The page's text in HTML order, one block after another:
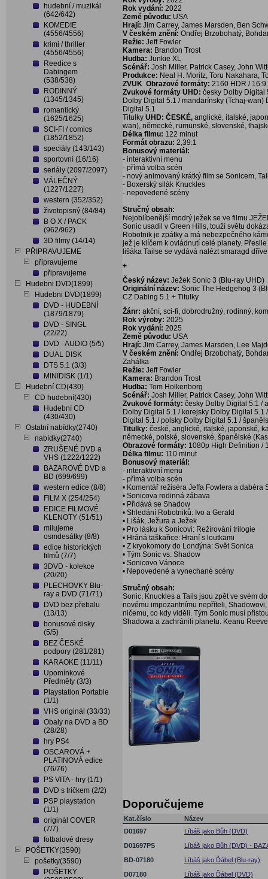
hudební / muzikál
(642/642)
KOMEDIE
(4556/4556)
krimi / thriller
(4556/4556)
Reedice s
Dabingem
(538/538)
RODINNÝ
(1345/1345)
romantický
(1625/1625)
SCI-FI / comics
(1852/1852)
speciály (143/143)
sportovní (16/16)
seriály (2097/2097)
VÁLEČNÝ
(1227/1227)
western (352/352)
životopisný (84/84)
B O X / PACK
(962/962)
3D filmy (14/14)
PŘIPRAVUJEME
připravujeme
připravujeme
Hudebni DVD(1899)
Hudebni DVD(1899)
DVD - HUDEBNÍ
(1879/1879)
DVD - SINGL
(22/22)
DVD - AUDIO (5/5)
DUAL DISK
DTS 5.1 (3/3)
MINIDISK (1/1)
Hudební CD(430)
CD hudební(430)
Hudební CD
(430/430)
Ostatní nabídky(2740)
nabídky(2740)
ZRUŠENÉ DVD a
VHS (1222/1222)
BAZAROVÉ DVD a
BD (699/699)
western edice (8/8)
FILM X (254/254)
EDICE FILMOVÉ
KLENOTY (51/51)
milujeme
osmdesátky (8/8)
edice historických
filmů (7/7)
3DVD - kolekce
(20/20)
PLECHOVKY Blu-
ray a DVD (71/71)
DVD bez přebalu
(13/13)
bonusové disky
(5/5)
BEZ ČESKÉ
podpory (281/281)
KARAOKE (11/11)
Upomínkové
Předměty (3/3)
Playstation Portable
(1/1)
VHS originál (33/33)
Obaly na DVD a BD
(28/28)
hry PS4
OSCAROVÁ +
PLATINOVÁ edice
(76/76)
PS VITA - hry (1/1)
DVD s tričkem (2/2)
PSP playstation
(1/1)
originál COVER
(7/7)
fotbalové dresy
POŠETKY(3590)
pošetky(3590)
POŠETKY
Rok vydání: 2022
Země původu: USA
Hrají: Jim Carrey, James Marsden, Ben
V českém znění: Ondřej Brzobohatý,
Režie: Jeff Fowler
Kamera: Brandon Trost
Hudba: Junkie XL
Scénář: Josh Miller, Patrick Casey, John
Produkce: Neal H. Moritz, Toru Nakahara,
ZVUK Obrazové formáty: 2160 HDR / 16:9
Zvukové formáty UHD: česky Dolby Digital
Dolby Digital 5.1 / mandarínsky (Tchaj-
Digital 5.1
Titulky UHD: ČESKÉ, anglické, italské,
wan), německé, rumunské, slovenské,
Délka filmu: 122 minut
Formát obrazu: 2,39:1
Bonusový materiál:
- interaktivní menu
- přímá volba scén
- nový animovaný krátký film se Sonicem,
- Boxerský silák Knuckles
- nepovedené scény
Stručný obsah:
Nejoblíbenější modrý ježek se ve filmu
Sonic usadil v Green Hills, touží světu
Robotnik je zpátky a má nebezpečného
jež je klíčem k ovládnutí celé planety.
lišáka Tailse se vydává nalézt smaragd
+
Český název: Ježek Sonic 3 (Blu-ray UHD)
Originální název: Sonic The Hedgehog 3
CZ Dabing 5.1 + Titulky
Žánr: akční, sci-fi, dobrodružný, rodinný,
Rok výroby: 2025
Rok vydání: 2025
Země původu: USA
Hrají: Jim Carrey, James Marsden, Lee
V českém znění: Ondřej Brzobohatý,
Zahálka
Režie: Jeff Fowler
Kamera: Brandon Trost
Hudba: Tom Holkenborg
Scénář: Josh Miller, Patrick Casey, John
Zvukové formáty: česky Dolby Digital 5.1 /
Dolby Digital 5.1 / korejsky Dolby Digital
Digital 5.1 / polsky Dolby Digital 5.1 /
Titulky: české, anglické, italské, japonské,
německé, polské, slovenské, španělské
Obrazové formáty: 1080p High Definition /
Délka filmu: 110 minut
Bonusový materiál:
- interaktivní menu
- přímá volba scén
• Komentář režiséra Jeffa Fowlera a dabéra
• Sonicova rodinná zábava
• Přidává se Shadow
• Shledání Robotniků: Ivo a Gerald
• Lišák, Ježura a Ježek
• Pro lásku k Sonicovi: Režírování trilogie
• Hráná taškařice: Hraní s loutkami
• Z kryokomory do Londýna: Svět Sonica
• Tým Sonic vs. Shadow
• Sonicovo Vánoce
• Nepovedené a vynechané scény
Stručný obsah:
Sonic, Knuckles a Tails jsou zpět ve svém
novému impozantnímu nepříteli,
ničemu, co kdy viděli. Tým Sonic musí
Shadowa a zachránili planetu. Keanu
Doporučujeme
Kat.číslo
Název
D01697
Líbáš jako Bůh (DVD)
D01697PS
Líbáš jako Bůh (DVD) -
BD-07180
Líbáš jako Ďábel (Blu-ray)
D07180
Líbáš jako Ďábel (DVD)